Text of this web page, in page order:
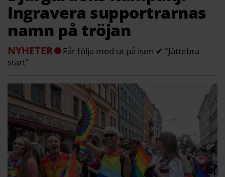
Ingravera supportrarnas
namn på tröjan
NYHETER
Får följa med ut på isen ✔ "Jättebra
start"